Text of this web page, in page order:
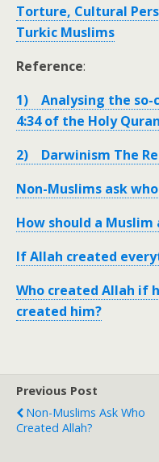
Torture, Cultural
Turkic Muslims
Reference:
1) Analysing the so-
4:34 of the Holy
2) Darwinism The
Non-Muslims ask
How should a
If Allah created
Who created Allah if
created him?
Previous Post
Non-Muslims Ask Who
Created Allah?